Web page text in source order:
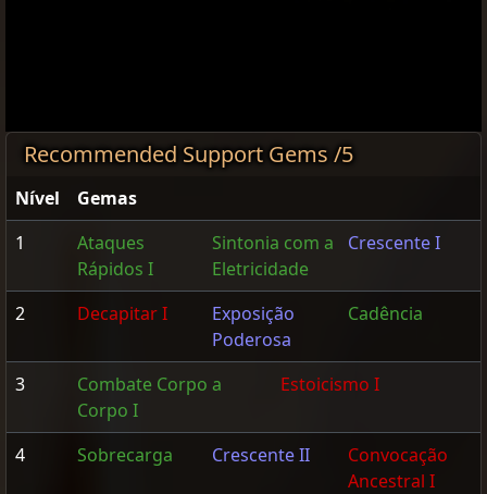
Recommended Support Gems /5
Nível
Gemas
1
Ataques
Rápidos I
Sintonia com a
Eletricidade
Crescente I
2 Decapitar I
Exposição
Poderosa
Cadência
3
Combate Corpo a
Corpo I
Estoicismo I
4 Sobrecarga Crescente II
Convocação
Ancestral I